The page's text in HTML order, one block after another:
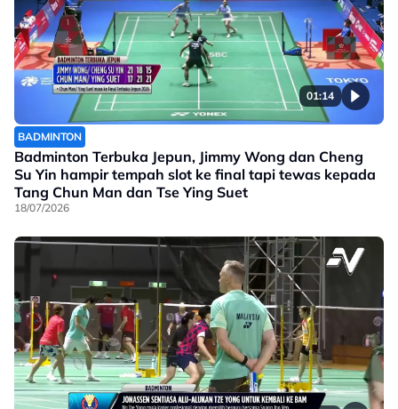
01:14
BADMINTON
Badminton Terbuka Jepun, Jimmy Wong dan Cheng
Su Yin hampir tempah slot ke final tapi tewas kepada
Tang Chun Man dan Tse Ying Suet
18/07/2026